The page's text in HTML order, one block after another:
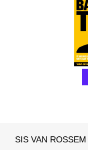
SIS VAN ROSSEM